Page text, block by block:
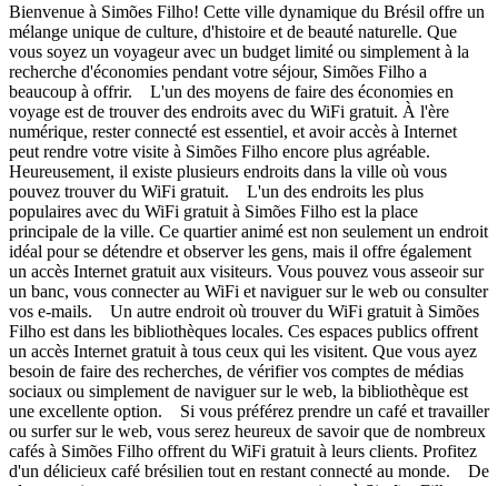
Bienvenue à Simões Filho! Cette ville dynamique du Brésil offre un
mélange unique de culture, d'histoire et de beauté naturelle. Que
vous soyez un voyageur avec un budget limité ou simplement à la
recherche d'économies pendant votre séjour, Simões Filho a
beaucoup à offrir. L'un des moyens de faire des économies en
voyage est de trouver des endroits avec du WiFi gratuit. À l'ère
numérique, rester connecté est essentiel, et avoir accès à Internet
peut rendre votre visite à Simões Filho encore plus agréable.
Heureusement, il existe plusieurs endroits dans la ville où vous
pouvez trouver du WiFi gratuit. L'un des endroits les plus
populaires avec du WiFi gratuit à Simões Filho est la place
principale de la ville. Ce quartier animé est non seulement un endroit
idéal pour se détendre et observer les gens, mais il offre également
un accès Internet gratuit aux visiteurs. Vous pouvez vous asseoir sur
un banc, vous connecter au WiFi et naviguer sur le web ou consulter
vos e-mails. Un autre endroit où trouver du WiFi gratuit à Simões
Filho est dans les bibliothèques locales. Ces espaces publics offrent
un accès Internet gratuit à tous ceux qui les visitent. Que vous ayez
besoin de faire des recherches, de vérifier vos comptes de médias
sociaux ou simplement de naviguer sur le web, la bibliothèque est
une excellente option. Si vous préférez prendre un café et travailler
ou surfer sur le web, vous serez heureux de savoir que de nombreux
cafés à Simões Filho offrent du WiFi gratuit à leurs clients. Profitez
d'un délicieux café brésilien tout en restant connecté au monde. De